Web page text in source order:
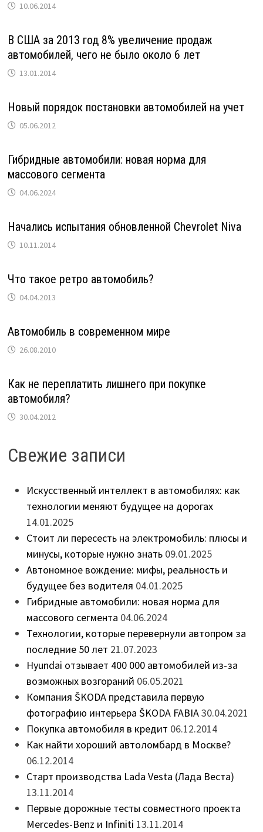
10.06.2014
В США за 2013 год 8% увеличение продаж
автомобилей, чего не было около 6 лет
13.01.2014
Новый порядок постановки автомобилей на учет
05.06.2012
Гибридные автомобили: новая норма для
массового сегмента
04.06.2024
Начались испытания обновленной Chevrolet Niva
10.11.2014
Что такое ретро автомобиль?
04.04.2013
Автомобиль в современном мире
26.08.2010
Как не переплатить лишнего при покупке
автомобиля?
30.04.2012
Свежие записи
Искусственный интеллект в автомобилях: как
технологии меняют будущее на дорогах
14.01.2025
Стоит ли пересесть на электромобиль: плюсы и
минусы, которые нужно знать 09.01.2025
Автономное вождение: мифы, реальность и
будущее без водителя 04.01.2025
Гибридные автомобили: новая норма для
массового сегмента 04.06.2024
Технологии, которые перевернули автопром за
последние 50 лет 21.07.2023
Hyundai отзывает 400 000 автомобилей из-за
возможных возгораний 06.05.2021
Компания ŠKODA представила первую
фотографию интерьера ŠKODA FABIA30.04.2021
Покупка автомобиля в кредит 06.12.2014
Как найти хороший автоломбард в Москве?
06.12.2014
Старт производства Lada Vesta (Лада Веста)
13.11.2014
Первые дорожные тесты совместного проекта
Mercedes-Benz и Infiniti 13.11.2014